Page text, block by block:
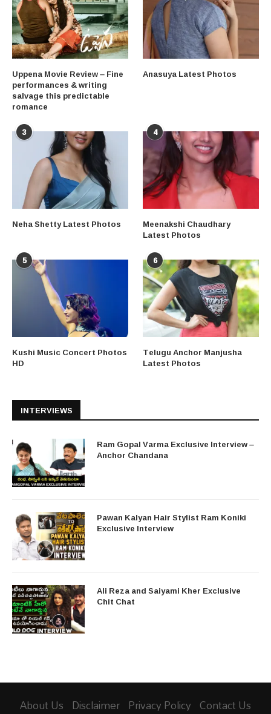
Uppena Movie Review – Fine
performances & writing
salvage this predictable
romance
Anasuya Latest Photos
3
Neha Shetty Latest Photos
4
Meenakshi Chaudhary
Latest Photos
5
Kushi Music Concert Photos
HD
6
Telugu Anchor Manjusha
Latest Photos
INTERVIEWS
Ram Gopal Varma Exclusive Interview –
Anchor Chandana
Pawan Kalyan Hair Stylist Ram Koniki
Exclusive Interview
Ali Reza and Saiyami Kher Exclusive
Chit Chat
About Us Disclaimer Privacy Policy Contact Us